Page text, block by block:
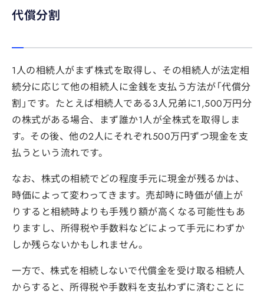
代償分割
1人の相続人がまず株式を取得し、その相続人が法定相
続分に応じて他の相続人に金銭を支払う方法が「代償分
割」です。たとえば相続人である3人兄弟に1,500万円分
の株式がある場合、まず誰か1人が全株式を取得しま
す。その後、他の2人にそれぞれ500万円ずつ現金を支
払うという流れです。
なお、株式の相続でどの程度手元に現金が残るかは、
時価によって変わってきます。売却時に時価が値上が
りすると相続時よりも手残り額が高くなる可能性もあ
りますし、所得税や手数料などによって手元にわずか
しか残らないかもしれません。
一方で、株式を相続しないで代償金を受け取る相続人
からすると、所得税や手数料を支払わずに済むことに